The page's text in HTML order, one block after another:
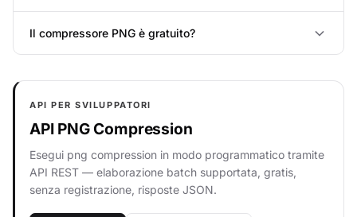
Il compressore PNG è gratuito?
API PER SVILUPPATORI
API PNG Compression
Esegui png compression in modo programmatico tramite
API REST — elaborazione batch supportata, gratis,
senza registrazione, risposte JSON.